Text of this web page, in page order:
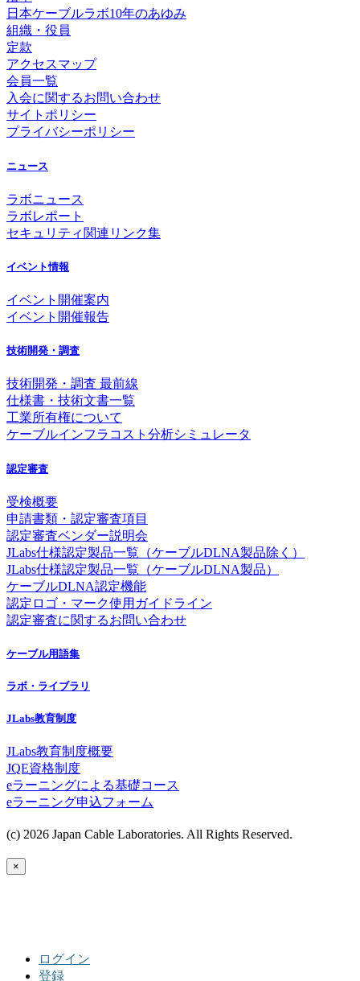
日本ケーブルラボ10年のあゆみ
組織・役員
定款
アクセスマップ
会員一覧
入会に関するお問い合わせ
サイトポリシー
プライバシーポリシー
ニュース
ラボニュース
ラボレポート
セキュリティ関連リンク集
イベント情報
イベント開催案内
イベント開催報告
技術開発・調査
技術開発・調査 最前線
仕様書・技術文書一覧
工業所有権について
ケーブルインフラコスト分析シミュレータ
認定審査
受検概要
申請書類・認定審査項目
認定審査ベンダー説明会
JLabs仕様認定製品一覧（ケーブルDLNA製品除く）
JLabs仕様認定製品一覧（ケーブルDLNA製品）
ケーブルDLNA認定機能
認定ロゴ・マーク使用ガイドライン
認定審査に関するお問い合わせ
ケーブル用語集
ラボ・ライブラリ
JLabs教育制度
JLabs教育制度概要
JQE資格制度
eラーニングによる基礎コース
eラーニング申込フォーム
(c) 2026 Japan Cable Laboratories. All Rights Reserved.
×
ログイン
登録